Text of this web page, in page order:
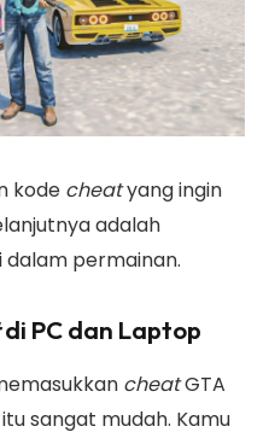
kode cheatyang ingin
adalah
permainan.
di PC dan Laptop
cheatGTA
sangat mudah. Kamu